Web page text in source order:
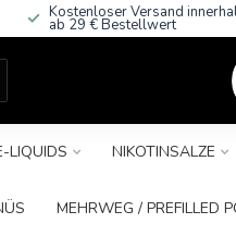
Kostenloser Versand
ab 29 € Bestellwert
LIQUIDS NIKOTINSALZE
MEHRWEG / PREFILLED